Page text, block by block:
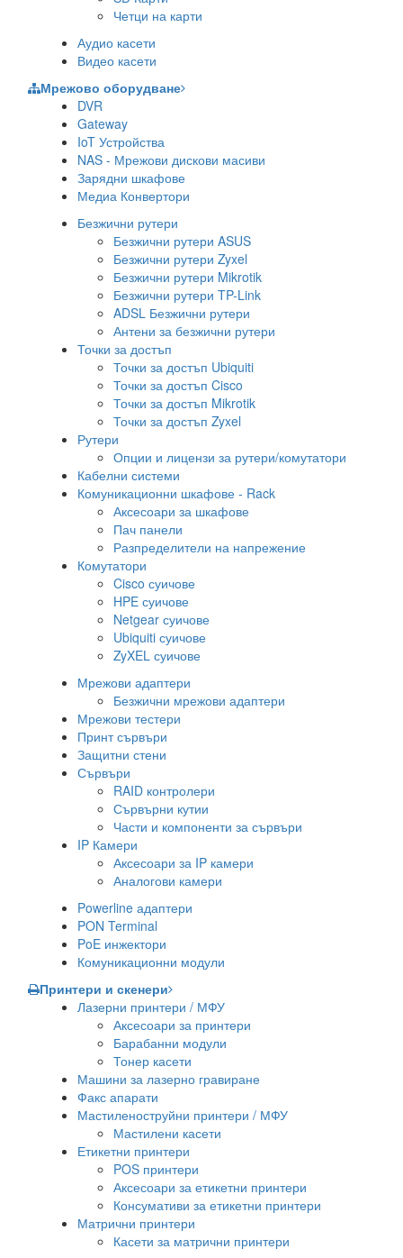
Четци на карти
Аудио касети
Видео касети
Мрежово оборудване
DVR
Gateway
IoT Устройства
NAS - Мрежови дискови масиви
Зарядни шкафове
Медиа Конвертори
Безжични рутери
Безжични рутери ASUS
Безжични рутери Zyxel
Безжични рутери Mikrotik
Безжични рутери TP-Link
ADSL Безжични рутери
Антени за безжични рутери
Точки за достъп
Точки за достъп Ubiquiti
Точки за достъп Cisco
Точки за достъп Mikrotik
Точки за достъп Zyxel
Рутери
Опции и лицензи за рутери/комутатори
Кабелни системи
Комуникационни шкафове - Rack
Аксесоари за шкафове
Пач панели
Разпределители на напрежение
Комутатори
Cisco суичове
HPE суичове
Netgear суичове
Ubiquiti суичове
ZyXEL суичове
Мрежови адаптери
Безжични мрежови адаптери
Мрежови тестери
Принт сървъри
Защитни стени
Сървъри
RAID контролери
Сървърни кутии
Части и компоненти за сървъри
IP Камери
Аксесоари за IP камери
Аналогови камери
Powerline адаптери
PON Terminal
PoE инжектори
Комуникационни модули
Принтери и скенери
Лазерни принтери / МФУ
Аксесоари за принтери
Барабанни модули
Тонер касети
Машини за лазерно гравиране
Факс апарати
Мастиленоструйни принтери / МФУ
Мастилени касети
Етикетни принтери
POS принтери
Аксесоари за етикетни принтери
Консумативи за етикетни принтери
Матрични принтери
Касети за матрични принтери